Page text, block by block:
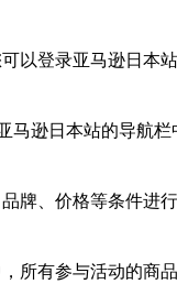
以登录亚马逊日本
逊日本站的导航栏
牌、价格等条件进
所有参与活动的商